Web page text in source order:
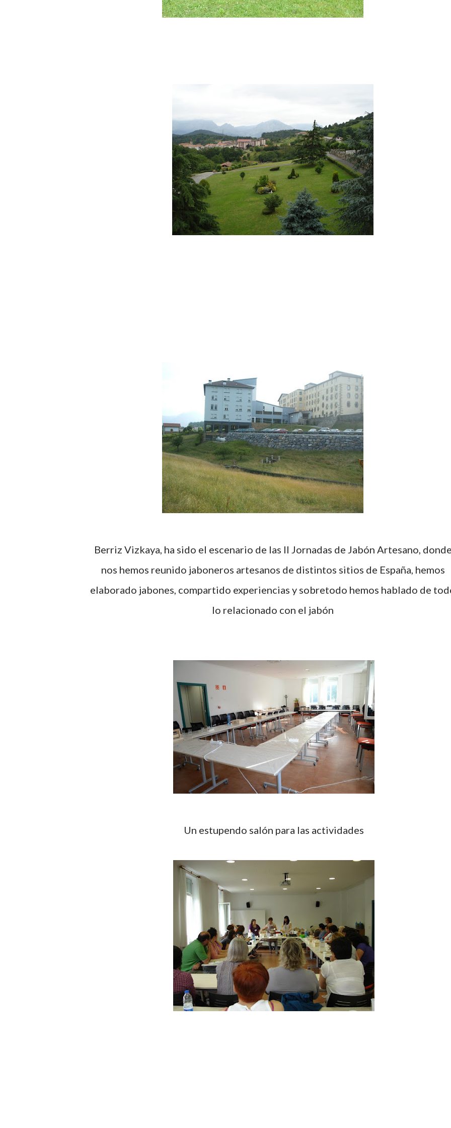
Berriz Vizkaya, ha sido el escenario de las II Jornadas de Jabón Artesano, donde
nos hemos reunido jaboneros artesanos de distintos sitios de España, hemos
elaborado jabones, compartido experiencias y sobretodo hemos hablado de
lo relacionado con el jabón
Un estupendo salón para las actividades